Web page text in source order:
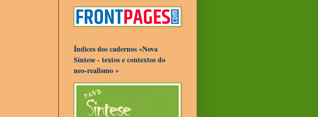
Índices dos cadernos «Nova
Síntese - textos e contextos do
neo-realismo »